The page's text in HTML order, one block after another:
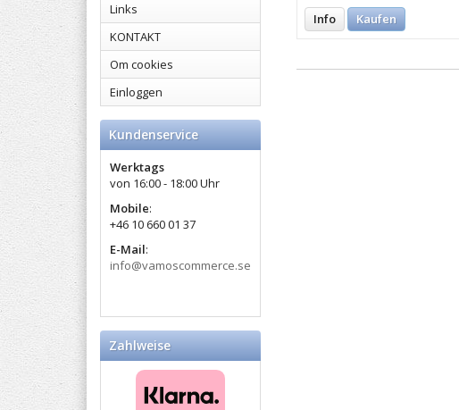
Links
KONTAKT
Om cookies
Einloggen
Kundenservice
Werktags
von 16:00 - 18:00 Uhr
Mobile:​
+46 10 660 01 37
E-Mail:
info@vamoscommerce.se
Zahlweise
Info Kaufen